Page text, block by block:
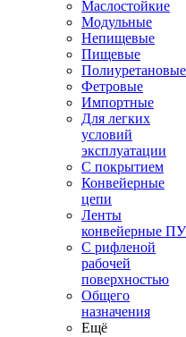
Маслостойкие
Модульные
Непищевые
Пищевые
Полиуретановые
Фетровые
Импортные
Для легких
условий
эксплуатации
С покрытием
Конвейерные
цепи
Ленты
конвейерные ПУ
С рифленой
рабочей
поверхностью
Общего
назначения
Ещё